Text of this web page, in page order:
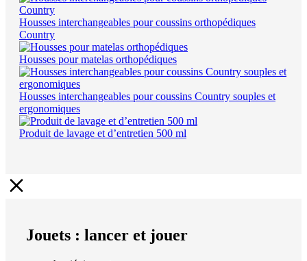
Housses interchangeables pour coussins orthopédiques
Country
Housses pour matelas orthopédiques
Housses interchangeables pour coussins Country souples et
ergonomiques
Produit de lavage et d’entretien 500 ml
Jouets : lancer et jouer